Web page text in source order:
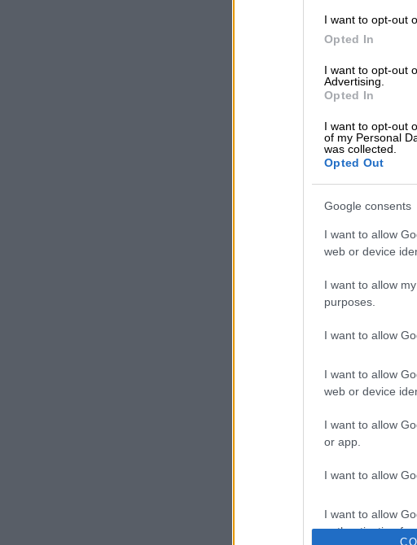
I want to opt-out
Opted In
I want to opt-out
Advertising.
Opted In
I want to opt-out
of my Personal
was collected.
Opted Out
Google consents
I want to allow
web or device
I want to allow
purposes.
I want to allow
I want to allow
web or device
I want to allow
or app.
I want to allow
I want to allow
authentication